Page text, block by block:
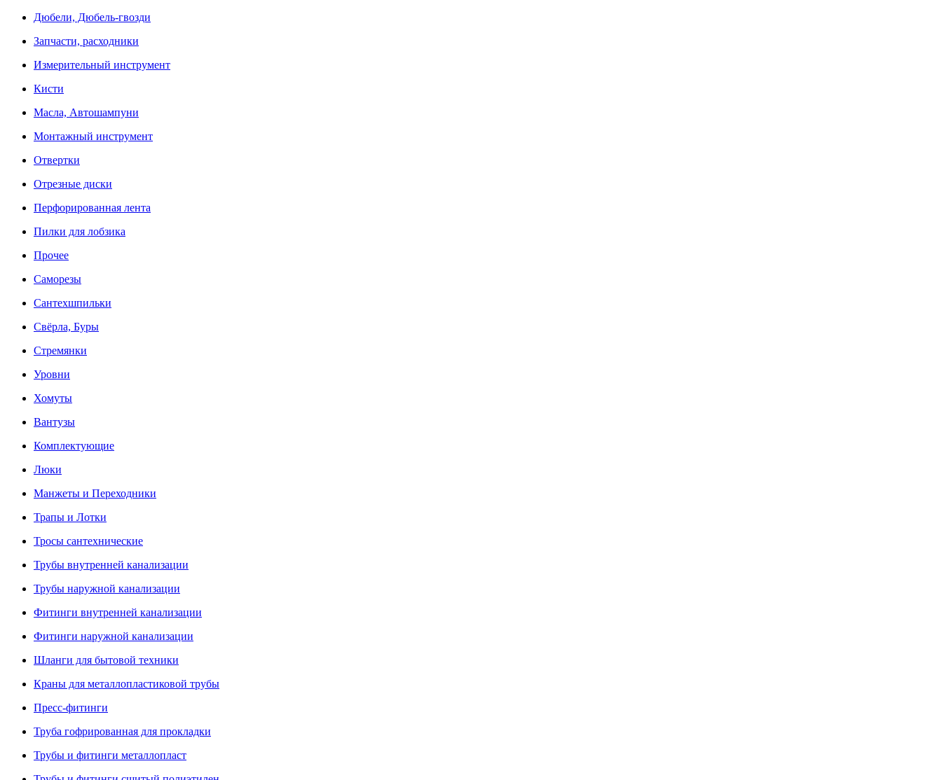
Дюбели, Дюбель-гвозди
Запчасти, расходники
Измерительный инструмент
Кисти
Масла, Автошампуни
Монтажный инструмент
Отвертки
Отрезные диски
Перфорированная лента
Пилки для лобзика
Прочее
Саморезы
Сантехшпильки
Свёрла, Буры
Стремянки
Уровни
Хомуты
Вантузы
Комплектующие
Люки
Манжеты и Переходники
Трапы и Лотки
Тросы сантехнические
Трубы внутренней канализации
Трубы наружной канализации
Фитинги внутренней канализации
Фитинги наружной канализации
Шланги для бытовой техники
Краны для металлопластиковой трубы
Пресс-фитинги
Труба гофрированная для прокладки
Трубы и фитинги металлопласт